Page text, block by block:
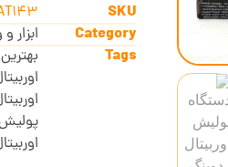
SKU
Category ابزار
Tags